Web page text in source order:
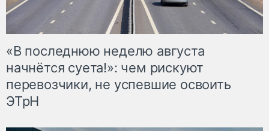
«В последнюю неделю августа
начнётся суета!»: чем рискуют
перевозчики, не успевшие освоить
ЭТрН